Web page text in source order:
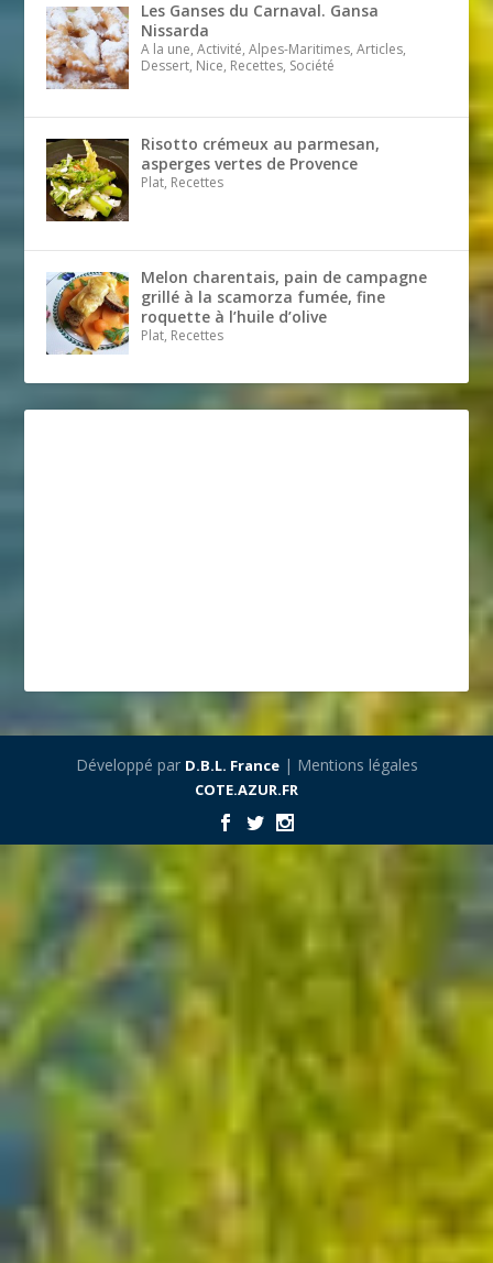
Les Ganses du Carnaval. Gansa
Nissarda
A la une, Activité, Alpes-Maritimes, Articles,
Dessert, Nice, Recettes, Société
Risotto crémeux au parmesan,
asperges vertes de Provence
Plat, Recettes
Melon charentais, pain de campagne
grillé à la scamorza fumée, fine
roquette à l’huile d’olive
Plat, Recettes
Développé par D.B.L. France| Mentions légales
COTE.AZUR.FR